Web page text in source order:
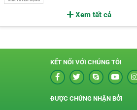
Xem tất cả
KẾT NỐI VỚI CHÚNG TÔI
ĐƯỢC CHỨNG NHẬN BỞI